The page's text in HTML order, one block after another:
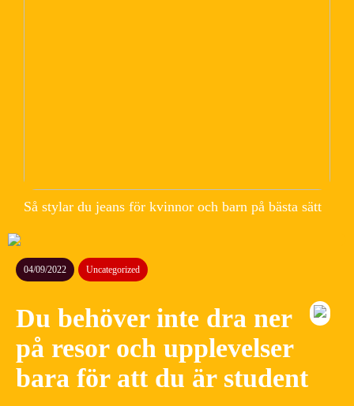
Så stylar du jeans för kvinnor och barn på bästa sätt
04/09/2022 Uncategorized
Du behöver inte dra ner
på resor och upplevelser
bara för att du är student